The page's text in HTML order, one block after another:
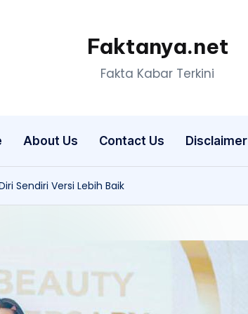
Faktanya.net
Fakta Kabar Terkini
About Us Contact Us Disclaimer
Sendiri Versi Lebih Baik